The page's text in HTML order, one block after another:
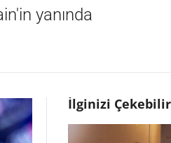
yanında
İlginizi Çekebilir